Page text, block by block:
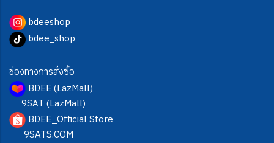
bdeeshop
bdee_shop
ช่องทางการสั่งซื้อ
BDEE (LazMall)
9SAT (LazMall)
BDEE_Official Store
9SATS.COM